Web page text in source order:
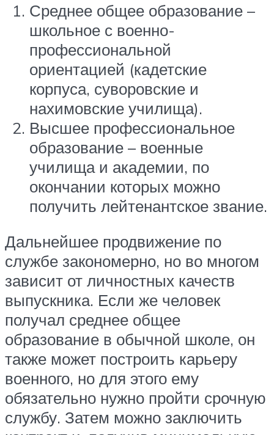
Среднее общее образование –
школьное с военно-
профессиональной
ориентацией (кадетские
корпуса, суворовские и
нахимовские училища).
Высшее профессиональное
образование – военные
училища и академии, по
окончании которых можно
получить лейтенантское звание.
Дальнейшее продвижение по
службе закономерно, но во многом
зависит от личностных качеств
выпускника. Если же человек
получал среднее общее
образование в обычной школе, он
также может построить карьеру
военного, но для этого ему
обязательно нужно пройти срочную
службу. Затем можно заключить